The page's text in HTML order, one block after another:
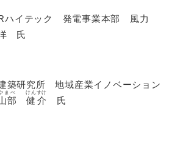
ハイテック 発電事業本部 風力
氏​
築研究所 地域産業イノベーション
部
まべ
健
けん
介
すけ
氏